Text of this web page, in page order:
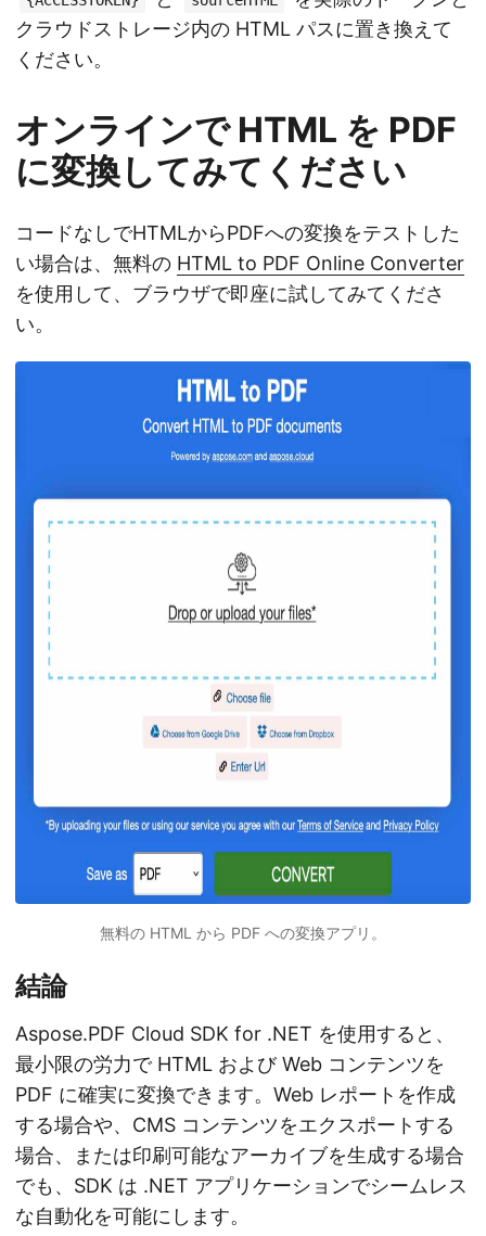
クラウドストレージ内の HTML パスに置き換えて
ください。
オンラインで HTML を PDF
に変換してみてください
コードなしでHTMLからPDFへの変換をテストした
い場合は、無料の HTML to PDF Online Converter
を使用して、ブラウザで即座に試してみてくださ
い。
無料の HTML から PDF への変換アプリ。
結論
Aspose.PDF Cloud SDK for .NET を使用すると、
最小限の労力で HTML および Web コンテンツを
PDF に確実に変換できます。Web レポートを作成
する場合や、CMS コンテンツをエクスポートする
場合、または印刷可能なアーカイブを生成する場合
でも、SDK は .NET アプリケーションでシームレス
な自動化を可能にします。